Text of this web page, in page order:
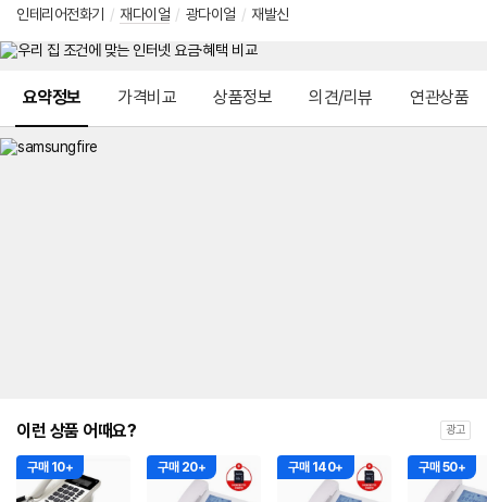
인테리어전화기 / 재다이얼 / 광다이얼 / 재발신
요약정보 가격비교 상품정보 의견/리뷰 연관상품
이런 상품 어때요? 광고
구매 10+ 구매 20+ 구매 140+ 구매 50+